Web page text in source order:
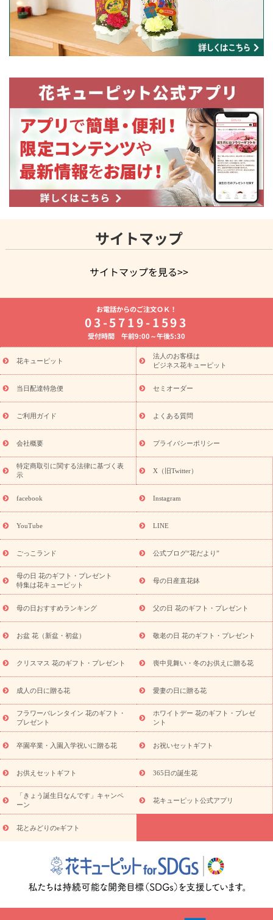
サイトマップ
サイトマップを見る>>
よく贈られる花
お祝いの花特集
誕生日フラワーギフト特集
8月の誕生花(トルコキキョウ)
開店・開業祝い
お供え・お悔やみ お供え・お悔やみの花
通夜・葬儀に贈る花 胡蝶蘭・花鉢
ーブドフラワー
季節のイベント
ひまわり ギフト・プレゼント
特集
お盆 花（新盆・初盆） 季節のイベント
お盆 花（新
盆・初盆）
お盆 花（新盆・初盆）
お盆・お供え 花とセットギ
フト
お盆・お供え プリザーブドフラワー
ひまわり ギフト・プ
レゼント特集
夏の花贈り・お中元・暑中見舞い 花のギフト特集
敬老の日におくる花ギフト・プレゼント特集
花ギフト・プレゼント特集
敬老の日 花のおすすめランキング
敬
老の日 花鉢植えのギフト・プレゼント特集
敬老の日 花とセットギ
フト・プレゼント特集
敬老の日の花 全てのギフト一覧
キャン
ペーン
「きょう誕生日なんです」キャンペーン
探す
誕生日フラワーギフト 誕生日フラワーギフト特集
誕生
日フラワーギフト商品一覧
ユリ トルコキキョウ
誕生花(トルコキキョウ)
9月の誕生花(リンドウ)
誕生日セット
ギフト
「きょう誕生日なんです」キャンペーン
用途から探す お祝いの花特集 当日配達特急便
お祝い商品
一覧
お祝い 新築・引っ越し祝い
結婚記念日
結婚祝い 出産祝い 退院祝い・快気祝い
還暦
祝い・長寿祝い
プチギフト ペットのお祝いフラワー
元・暑中見舞い
敬老の日
お供え
お供え・お悔やみ商品一覧 お供え・お悔やみの花
十九日法要以降に贈る花
通夜・葬儀に贈る花
お供え お花とセッ
お盆（新盆・初盆）
お祝い返し お見舞い
お取り
プリザーブドフラワー
スタイルから探す
アレンジメント
蘭・花鉢
ミディ胡蝶蘭・お祝い ミディ胡蝶蘭・お供え
の青色胡蝶蘭
観葉植物 観葉植物 産直多肉植物
プリザーブ
ドフラワー
お祝い お供え・お悔やみ 花とセットギフト
ミオーダー
プチギフト（hanamore -ハナモア-）
花とみどりの
eギフト
花キューピットのeGfit カラー ピンク
レンジ
レッド お花の種類 バラ ユリ トルコキキョウ
予
算から探す
お祝い お祝い・3000円～ お祝い・
お祝い・5000円～ お祝い・7000円～ お祝い・10000円～
お供え・お悔やみ
お供え・お悔やみ・3000円～
お供え・お
悔やみ・5000円～ お供え・お悔やみ・7000円～
お供え・お悔
やみ・10000円～
365日の誕生花カレンダー
開店・開業祝
お祝いを贈るときのマナー・
花キューピットのお祝いコラム一覧
誕生日のお花を「色
彩心理学」で選ぶ方法
結婚祝いの予算相場
出産祝いお役立ち情
転職祝いのマナー基礎知識
ペットのお祝いワンポイントアド
バイス
スタンド花（フラスタ）のマナー
お見舞いのマナーとル
お電話からのご注文ＯＫ！
03-5719-1593
受付時間 午前9:00～午後5:30
花キューピット
法人のお客様は
ビジネス花キューピット
当日配達特急便 セミオーダー
ご利用ガイド よくある質問
会社概要 プライバシーポリシー
特定商取引に関する法律に基づく表
示
X（旧Twitter）
facebook Instagram
YouTube LINE
ごっこランド 公式ブログ“花だより”
母の日 花のギフト・プレゼント
特集は花キューピット
母の日産直花鉢
母の日おすすめランキング 父の日 花のギフト・プレゼント
お盆 花（新盆・初盆） 敬老の日 花のギフト・プレゼント
クリスマス 花のギフト・プレゼント 喪中見舞い・冬のお供えに贈る花
成人の日に贈る花 愛妻の日に贈る花
フラワーバレンタイン 花のギフト・
プレゼント
ホワイトデー 花のギフト・プレゼ
ント
卒園卒業・入園入学祝いに贈る花 お祝いセットギフト
お供えセットギフト 365日の誕生花
「きょう誕生日なんです」キャンペ
ーン
花キューピット公式アプリ
花とみどりのeギフト